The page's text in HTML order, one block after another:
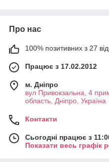
Про нас
100% позитивних з 27
Працює з 17.02.2012
м. Дніпро
вул Привокзальна, 4
область, Дніпро, Україна
Контакти
Сьогодні працює з
Показати весь графік